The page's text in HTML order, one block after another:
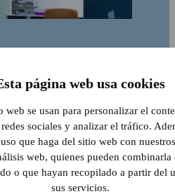
página web usa cookies
web se usan para personalizar el
sociales y analizar el tráfico.
que haga del sitio web con
web, quienes pueden
o que hayan recopilado a partir del
sus servicios.
tus
de ruido